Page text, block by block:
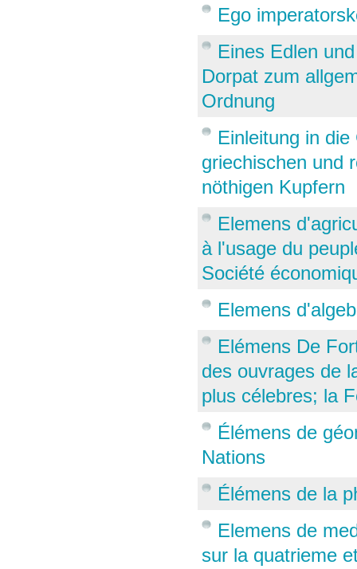
Ego
Eines Edlen
Dorpat zum
Ordnung
Einleitung in
griechischen und
nöthigen Kupfern
Elemens
à l'usage du
Société
Elemens
Elémens De
des ouvrages de
plus célebres; la
Élémens de
Nations
Élémens de la
Elemens de
sur la quatrieme